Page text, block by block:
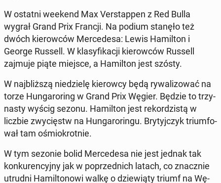
W ostatni weekend Max Ver­stap­pen z Red Bulla
wygrał Grand Prix Francji. Na podium stanęło też
dwóch kie­row­ców Mer­ce­de­sa: Lewis Ha­mil­ton i
George Russell. W kla­sy­fi­ka­cji kie­row­ców Russell
zajmuje piąte miejsce, a Ha­mil­ton jest szósty.
W naj­bliż­szą nie­dzie­lę kie­row­cy będą ry­wa­li­zo­wać na
torze Hun­ga­ro­ring w Grand Prix Węgier. Będzie to trzy­
na­sty wyścig sezonu. Ha­mil­ton jest re­kor­dzi­stą w
liczbie zwy­cięstw na Hun­ga­ro­rin­gu. Bry­tyj­czyk trium­fo­
wał tam ośmio­krot­nie.
W tym sezonie bolid Mer­ce­de­sa nie jest jednak tak
kon­ku­ren­cyj­ny jak w po­przed­nich latach, co znacz­nie
utrudni Ha­mil­to­no­wi walkę o dzie­wią­ty triumf na Wę­